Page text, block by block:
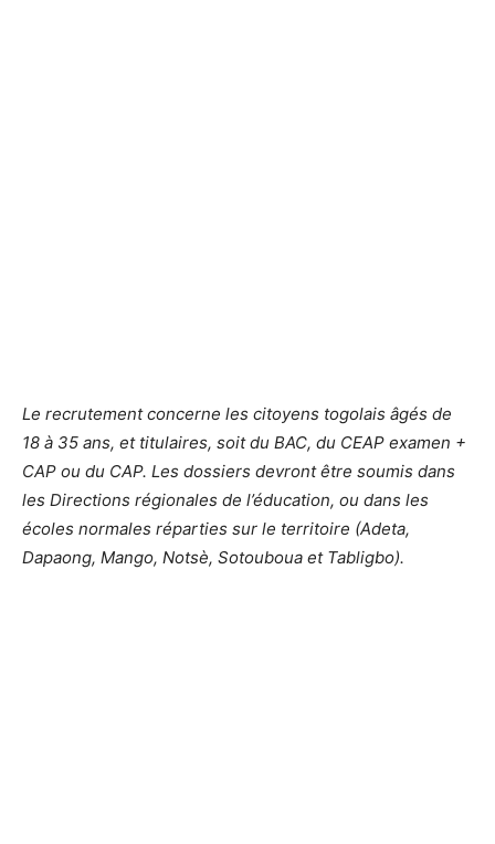
Le recrutement concerne les citoyens togolais âgés de
18 à 35 ans, et titulaires, soit du BAC, du CEAP examen +
CAP ou du CAP. Les dossiers devront être soumis dans
les Directions régionales de l’éducation, ou dans les
écoles normales réparties sur le territoire (Adeta,
Dapaong, Mango, Notsè, Sotouboua et Tabligbo).